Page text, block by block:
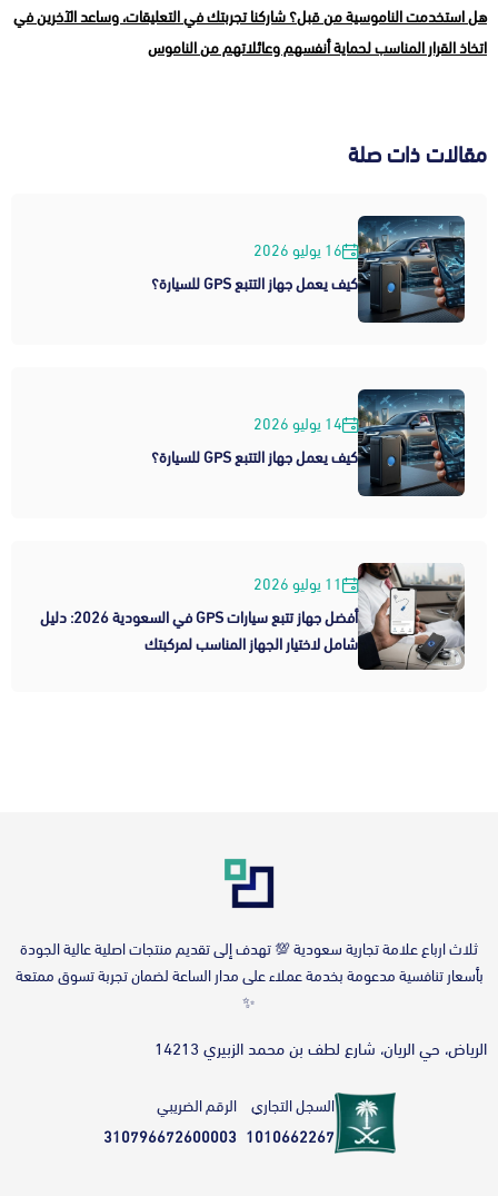
هل استخدمت الناموسية من قبل؟ شاركنا تجربتك في التعليقات، وساعد الآخرين في
اتخاذ القرار المناسب لحماية أنفسهم وعائلاتهم من الناموس
مقالات ذات صلة
16 يوليو 2026
كيف يعمل جهاز التتبع GPS للسيارة؟
14 يوليو 2026
كيف يعمل جهاز التتبع GPS للسيارة؟
11 يوليو 2026
أفضل جهاز تتبع سيارات GPS في السعودية 2026: دليل
شامل لاختيار الجهاز المناسب لمركبتك
‎ثلاث ارباع علامة تجارية سعودية 💯 تهدف إلى تقديم منتجات اصلية عالية الجودة
بأسعار تنافسية مدعومة بخدمة عملاء على مدار الساعة لضمان تجربة تسوق ممتعة
✨
الرياض، حي الريان، شارع لطف بن محمد الزبيري 14213
السجل التجاري
1010662267
الرقم الضريبي
310796672600003